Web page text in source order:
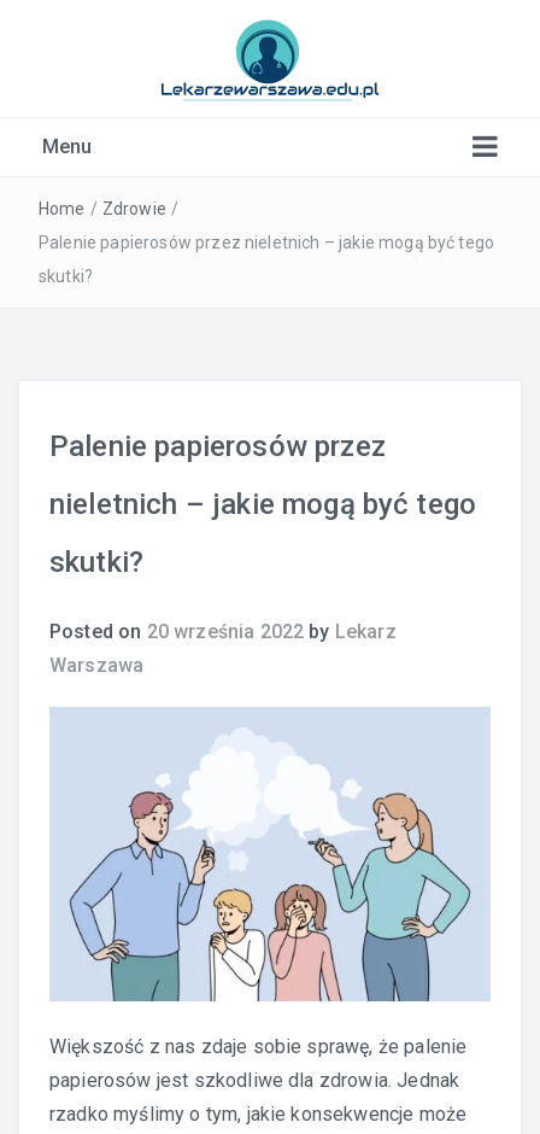
Menu
Home / Zdrowie /
Palenie papierosów przez nieletnich – jakie mogą być tego
skutki?
Palenie papierosów przez
nieletnich – jakie mogą być tego
skutki?
Posted on 20 września 2022 by Lekarz
Warszawa
Większość z nas zdaje sobie sprawę, że palenie
papierosów jest szkodliwe dla zdrowia. Jednak
rzadko myślimy o tym, jakie konsekwencje może